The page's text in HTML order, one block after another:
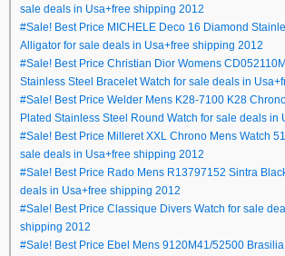
sale deals in Usa+free shipping 2012
#Sale! Best Price MICHELE Deco 16 Diamond
Alligator for sale deals in Usa+free shipping 2012
#Sale! Best Price Christian Dior Womens
Stainless Steel Bracelet Watch for sale deals in
#Sale! Best Price Welder Mens K28-7100 K28
Plated Stainless Steel Round Watch for sale deals in
#Sale! Best Price Milleret XXL Chrono Mens Watch
sale deals in Usa+free shipping 2012
#Sale! Best Price Rado Mens R13797152 Sintra
deals in Usa+free shipping 2012
#Sale! Best Price Classique Divers Watch for sale
shipping 2012
#Sale! Best Price Ebel Mens 9120M41/52500